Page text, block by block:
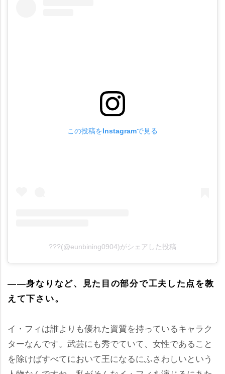
この投稿をInstagramで見る
???(@eunbining0904)がシェアした投稿
――身なりなど、見た目の部分で工夫した点を教
えて下さい。
イ・フィは誰よりも優れた資質を持っているキャラク
ターなんです。武芸にも秀でていて、女性であること
を除けばすべてにおいて王になるにふさわしいという